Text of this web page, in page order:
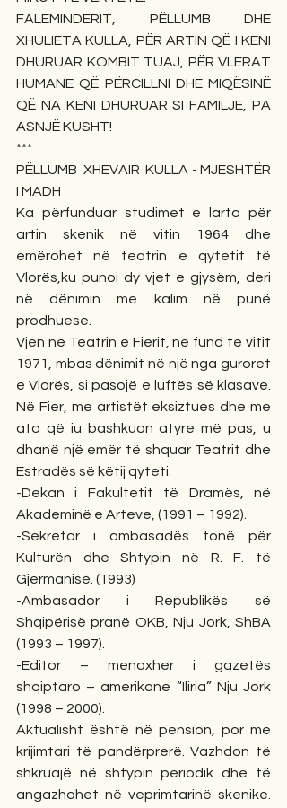
FALEMINDERIT, PËLLUMB DHE
XHULIETA KULLA, PËR ARTIN QË I KENI
DHURUAR KOMBIT TUAJ, PËR VLERAT
HUMANE QË PËRCILLNI DHE MIQËSINË
QË NA KENI DHURUAR SI FAMILJE, PA
ASNJË KUSHT!
***
PËLLUMB  XHEVAIR  KULLA - MJESHTËR
I MADH
Ka përfunduar studimet e larta për
artin skenik në vitin 1964 dhe
emërohet në teatrin e qytetit të
Vlorës,ku punoi dy vjet e gjysëm, deri
në dënimin me kalim në punë
prodhuese.
Vjen në Teatrin e Fierit, në fund të vitit
1971, mbas dënimit në një nga guroret
e Vlorës, si pasojë e luftës së klasave.
Në Fier, me artistët eksiztues dhe me
ata që iu bashkuan atyre më pas, u
dhanë një emër të shquar Teatrit dhe
Estradës së këtij qyteti.
-Dekan i Fakultetit të Dramës, në
Akademinë e Arteve, (1991 – 1992).
-Sekretar i ambasadës tonë për
Kulturën dhe Shtypin në R. F. të
Gjermanisë. (1993)
-Ambasador i Republikës së
Shqipërisë pranë OKB, Nju Jork, ShBA
(1993 – 1997).
-Editor – menaxher i gazetës
shqiptaro – amerikane “Iliria” Nju Jork
(1998 – 2000).
Aktualisht është në pension, por me
krijimtari të pandërprerë. Vazhdon të
shkruajë në shtypin periodik dhe të
angazhohet në veprimtarinë skenike.